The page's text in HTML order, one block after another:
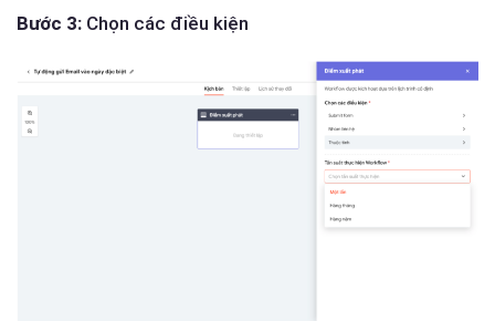
Bước 3: Chọn các điều kiện